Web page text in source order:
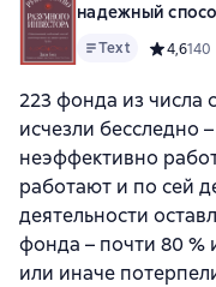
надежный
Text Средний
4,6140
223 фонда из числа
исчезли бесследно
неэффективно
работают и по сей
деятельности
фонда – почти 80 %
или иначе